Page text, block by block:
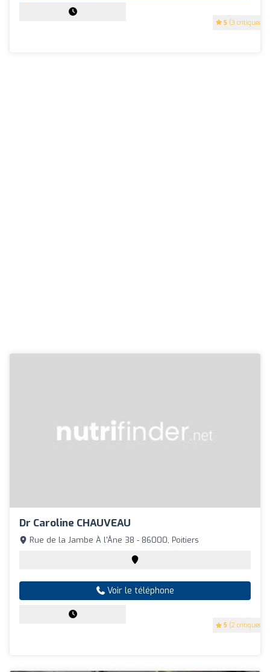
5 (3 critiques)
Dr Caroline CHAUVEAU
5 (2 critiques)
Rue de la Jambe À l'Âne 38 - 86000, Poitiers
Voir le téléphone